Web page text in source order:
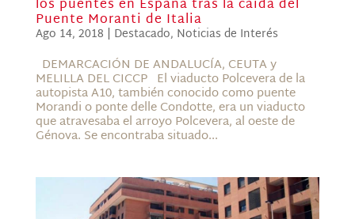
los puentes en España tras la caída del
Puente Moranti de Italia
Ago 14, 2018 | Destacado, Noticias de Interés
DEMARCACIÓN DE ANDALUCÍA, CEUTA y
MELILLA DEL CICCP El viaducto Polcevera de la
autopista A10, también conocido como puente
Morandi o ponte delle Condotte, era un viaducto
que atravesaba el arroyo Polcevera, al oeste de
Génova. Se encontraba situado...